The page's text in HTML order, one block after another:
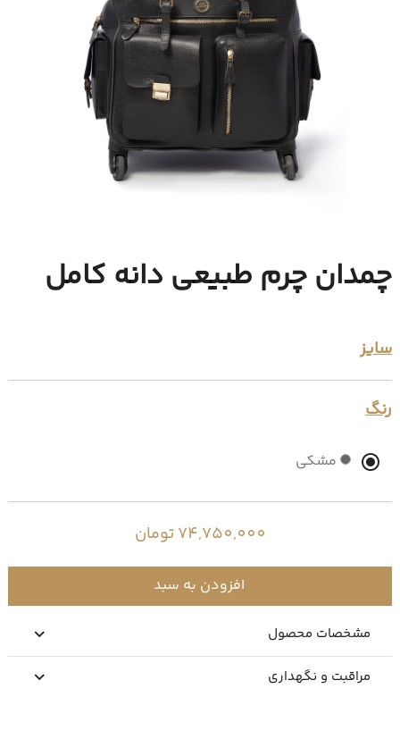
چمدان چرم طبیعی دانه کامل
سایز
رنگ
مشکی
74,750,000 تومان
افزودن به سبد
مشخصات محصول
مراقبت و نگهداری